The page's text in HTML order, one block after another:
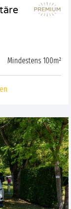
Mindestens 100m²